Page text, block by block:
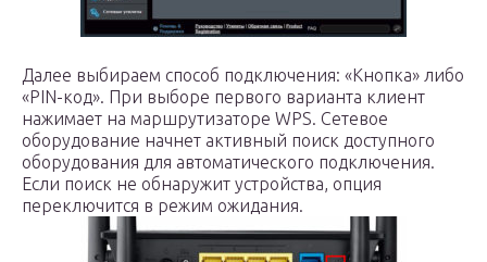
Далее выбираем способ подключения: «Кнопка» либо
«PIN-код». При выборе первого варианта клиент
нажимает на маршрутизаторе WPS. Сетевое
оборудование начнет активный поиск доступного
оборудования для автоматического подключения.
Если поиск не обнаружит устройства, опция
переключится в режим ожидания.